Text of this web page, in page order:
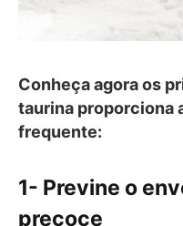
Conheça agora os
taurina proporciona
frequente:
1- Previne o
precoce